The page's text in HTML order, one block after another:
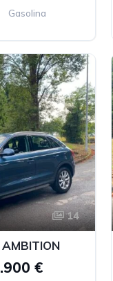
Gasolina
14
€